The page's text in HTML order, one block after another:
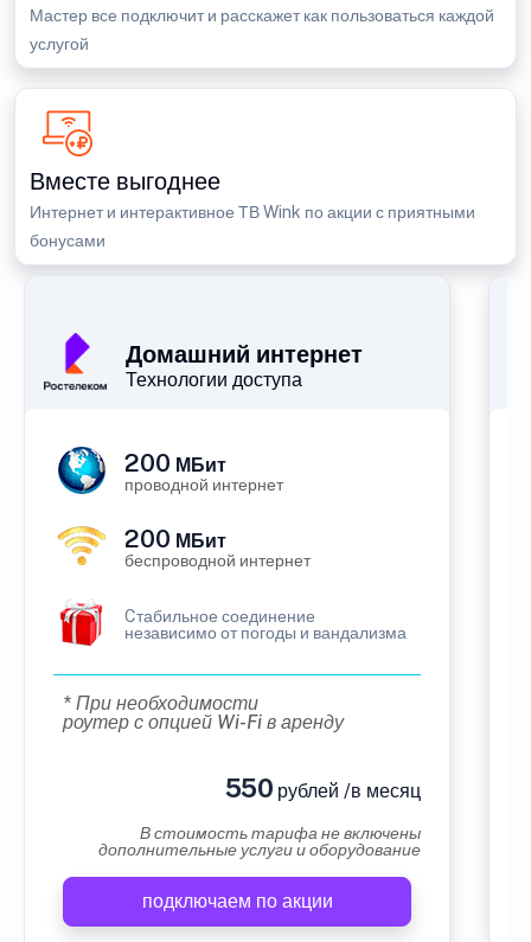
Мастер все подключит и расскажет как пользоваться каждой
услугой
Вместе выгоднее
Интернет и интерактивное ТВ Wink по акции с приятными
бонусами
Домашний интернет
Технологии доступа
200 МБит
проводной интернет
200 МБит
беспроводной интернет
Cтабильное соединение
независимо от погоды и вандализма
* При необходимости
роутер с опцией Wi-Fi в аренду
550 рублей /в месяц
В стоимость тарифа не включены
дополнительные услуги и оборудование
подключаем по акции